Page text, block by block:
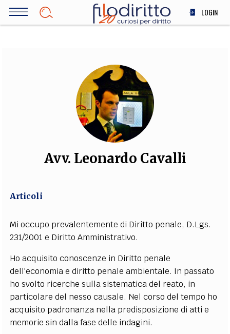
Salta
LOGIN
SOCIETÀ
MEDICINA
SCIENZA
STORIA E FILOSOFIA
INNOVAZIONE
ALTRO
FILODIRITTO
EXTRA
CODICI RUBRICHE LIBRI PROCEEDINGS PUBBLICITÀ
SOCIAL MEDIA
Avv. Leonardo Cavalli
Articoli
Mi occupo prevalentemente di Diritto penale, D.Lgs.
231/2001 e Diritto Amministrativo.
Ho acquisito conoscenze in Diritto penale
dell'economia e diritto penale ambientale. In passato
ho svolto ricerche sulla sistematica del reato, in
particolare del nesso causale. Nel corso del tempo ho
acquisito padronanza nella predisposizione di atti e
memorie sin dalla fase delle indagini.